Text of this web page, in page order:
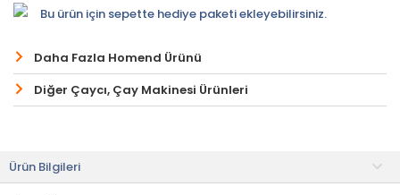
Bu ürün için sepette hediye paketi ekleyebilirsiniz.
Daha Fazla Homend Ürünü
Diğer Çaycı, Çay Makinesi Ürünleri
Ürün Bilgileri